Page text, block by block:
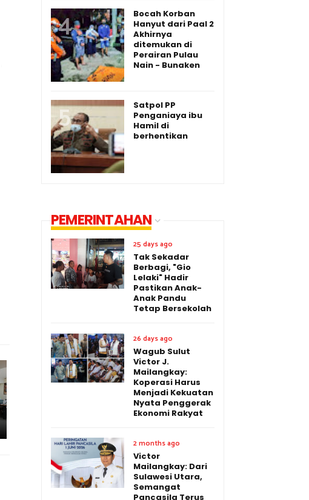
Bocah Korban
Hanyut dari Paal 2
Akhirnya
ditemukan di
Perairan Pulau
Nain - Bunaken
Satpol PP
Penganiaya ibu
Hamil di
berhentikan
PEMERINTAHAN
25 days ago
Tak Sekadar
Berbagi, "Gio
Lelaki" Hadir
Pastikan Anak-
Anak Pandu
Tetap Bersekolah
26 days ago
Wagub Sulut
Victor J.
Mailangkay:
Koperasi Harus
Menjadi Kekuatan
Nyata Penggerak
Ekonomi Rakyat
2 months ago
Victor
Mailangkay: Dari
Sulawesi Utara,
Semangat
Pancasila Terus